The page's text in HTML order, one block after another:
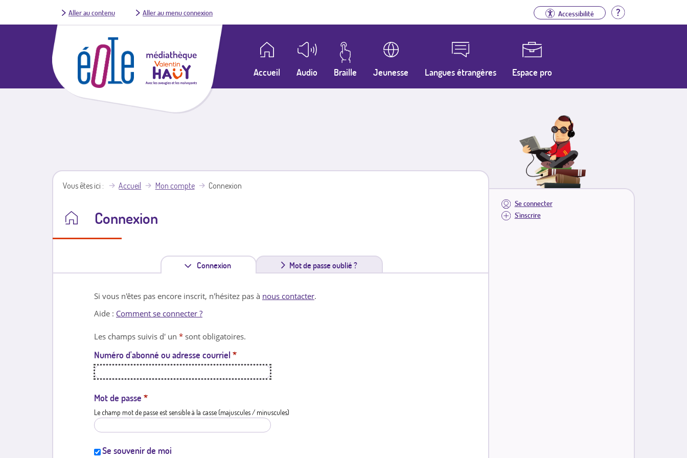
Aller au contenu Aller au menu connexion Accessibilité Aide
Accueil Audio Braille Jeunesse Langues étrangères Espace pro
Se connecter
S'inscrire
Vous êtes ici Accueil Mon compte Connexion
Connexion
Connexion
n
l
e
Mot de passe oublié ?
Si vous n'êtes pas encore inscrit, n'hésitez pas à nous contacter.
Aide : Comment se connecter ?
Les champs suivis d' un * sont obligatoires.
Numéro d'abonné ou adresse courriel *
Mot de passe *
Le champ mot de passe est sensible à la casse (majuscules / minuscules)
Se souvenir de moi